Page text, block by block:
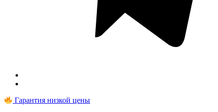
Гарантия низкой цены